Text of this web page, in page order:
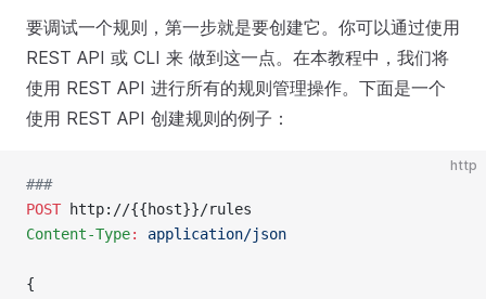
要调试一个规则，第一步就是要创建它。你可以通过使用
REST API 或 CLI 来 做到这一点。在本教程中，我们将
使用 REST API 进行所有的规则管理操作。下面是一个
使用 REST API 创建规则的例子：
http
###
POST http://{{host}}/rules
Content-Type: application/json
{